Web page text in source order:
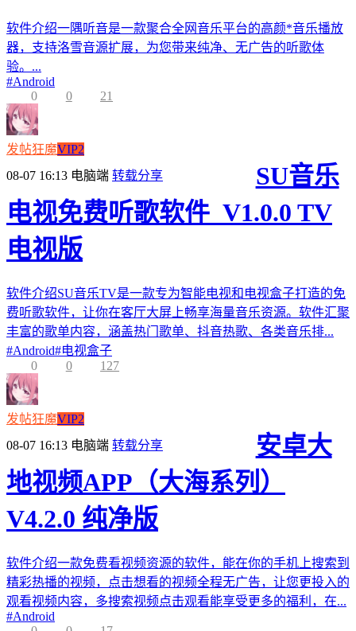
软件介绍一隅听音是一款聚合全网音乐平台的高颜*音乐播放
器，支持洛雪音源扩展，为您带来纯净、无广告的听歌体
验。...
#Android
0
0 21
发帖狂魔VIP2
08-07 16:13 电脑端 转载分享
SU音乐
电视免费听歌软件_V1.0.0 TV
电视版
软件介绍SU音乐TV是一款专为智能电视和电视盒子打造的免
费听歌软件，让你在客厅大屏上畅享海量音乐资源。软件汇聚
丰富的歌单内容，涵盖热门歌单、抖音热歌、各类音乐排...
#Android#电视盒子
0
0 127
发帖狂魔VIP2
08-07 16:13 电脑端 转载分享
安卓大
地视频APP（大海系列）
V4.2.0 纯净版
软件介绍一款免费看视频资源的软件，能在你的手机上搜索到
精彩热播的视频，点击想看的视频全程无广告，让您更投入的
观看视频内容，多搜索视频点击观看能享受更多的福利，在...
#Android